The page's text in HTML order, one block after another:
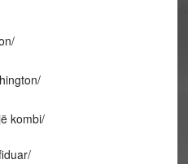
kombi/